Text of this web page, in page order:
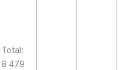
Total:
8 479